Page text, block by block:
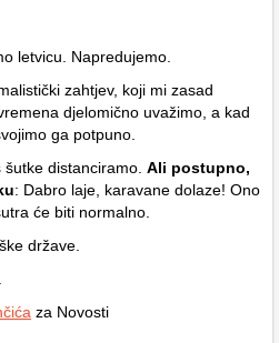
letvicu. Napredujemo.
zahtjev, koji mi zasad
djelomično uvažimo, a kad
ga potpuno.
distanciramo. Ali postupno,
: Dabro laje, karavane dolaze! Ono
će biti normalno.
države.
za Novosti